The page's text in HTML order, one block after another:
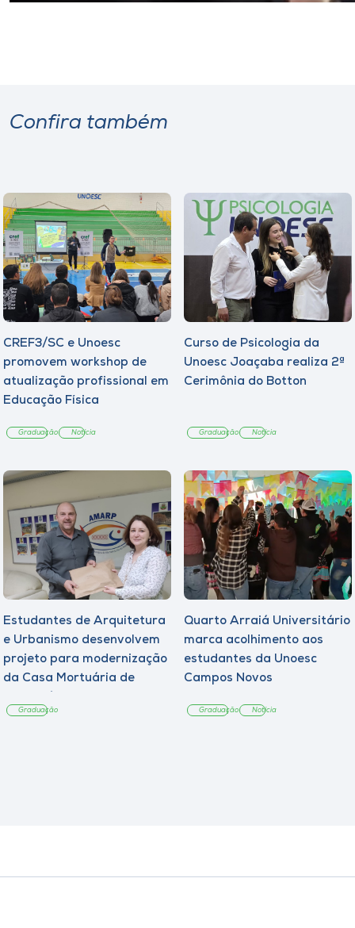
Confira também
CREF3/SC e Unoesc
promovem workshop de
atualização profissional em
Educação Física
Graduação Notícia
Curso de Psicologia da
Unoesc Joaçaba realiza 2ª
Cerimônia do Botton
Graduação Notícia
Estudantes de Arquitetura
e Urbanismo desenvolvem
projeto para modernização
da Casa Mortuária de
Graduação
Quarto Arraiá Universitário
marca acolhimento aos
estudantes da Unoesc
Campos Novos
Graduação Notícia